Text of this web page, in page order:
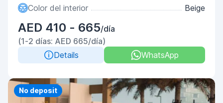
Color del interior
Beige
AED 410 - 665/día
(1-2 días: AED 665/día)
Details
WhatsApp
Priority
No deposit